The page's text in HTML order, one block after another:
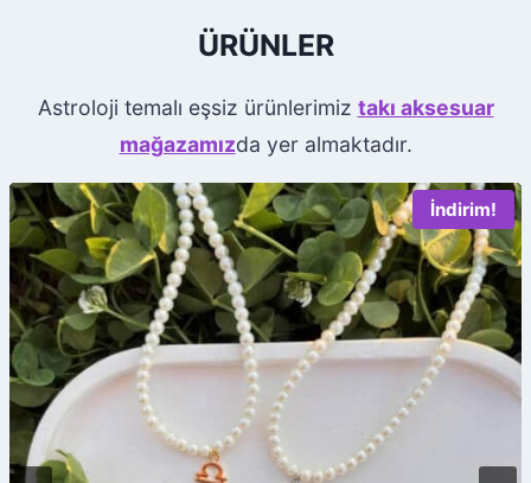
ÜRÜNLER
Astroloji temalı eşsiz ürünlerimiz takı aksesuar
mağazamızda yer almaktadır.
İndirim!